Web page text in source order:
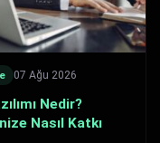
07 Ağu 2026
Nedir?
Nasıl Katkı